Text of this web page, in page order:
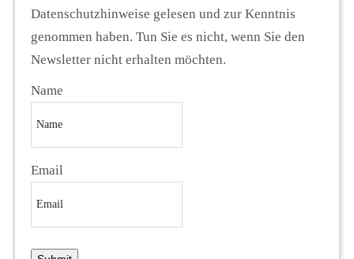
Datenschutzhinweise gelesen und zur Kenntnis
genommen haben. Tun Sie es nicht, wenn Sie den
Newsletter nicht erhalten möchten.
Name
Email